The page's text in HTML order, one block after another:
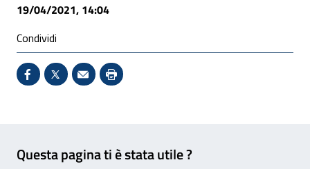
19/04/2021, 14:04
Condividi
Condividi su Facebook - Sito esterno - Apertura in
X - Sito esterno - Apertura in nuova finestra
Invio Mail: apre il programma di posta
Stampa pagina: scelta meno
Questa pagina ti è stata utile ?